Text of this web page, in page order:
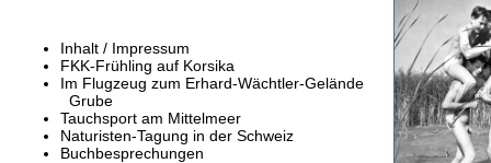
Inhalt / Impressum
FKK-Frühling auf Korsika
Im Flugzeug zum Erhard-Wächtler-Gelände
Grube
Tauchsport am Mittelmeer
Naturisten-Tagung in der Schweiz
Buchbesprechungen